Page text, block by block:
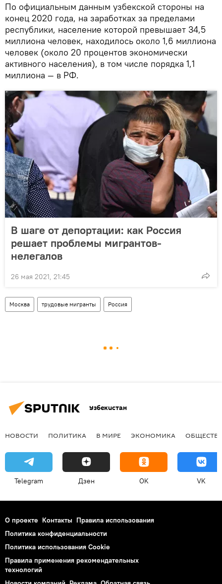
По официальным данным узбекской стороны на
конец 2020 года, на заработках за пределами
республики, население которой превышает 34,5
миллиона человек, находилось около 1,6 миллиона
человек (около 20 процентов экономически
активного населения), в том числе порядка 1,1
миллиона — в РФ.
В шаге от депортации: как Россия
решает проблемы мигрантов-
нелегалов
26 мая 2021, 21:45
Москва трудовые мигранты Россия
Узбекистан
НОВОСТИ ПОЛИТИКА В МИРЕ ЭКОНОМИКА
Telegram Дзен OK VK
О проекте Контакты Правила использования
Политика конфиденциальности
Политика использования Cookie
Правила применения рекомендательных
технологий